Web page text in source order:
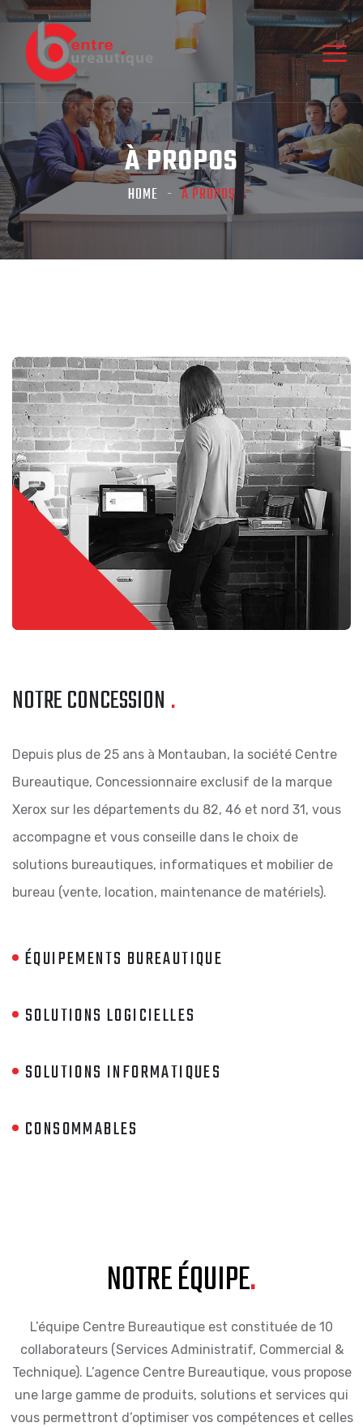
À PROPOS
HOME À PROPOS
NOTRE CONCESSION .
Depuis plus de 25 ans à Montauban, la société Centre
Bureautique, Concessionnaire exclusif de la marque
Xerox sur les départements du 82, 46 et nord 31, vous
accompagne et vous conseille dans le choix de
solutions bureautiques, informatiques et mobilier de
bureau (vente, location, maintenance de matériels).
ÉQUIPEMENTS BUREAUTIQUE
SOLUTIONS LOGICIELLES
SOLUTIONS INFORMATIQUES
CONSOMMABLES
NOTRE ÉQUIPE.
L’équipe Centre Bureautique est constituée de 10
collaborateurs (Services Administratif, Commercial &
Technique). L’agence Centre Bureautique, vous propose
une large gamme de produits, solutions et services qui
vous permettront d’optimiser vos compétences et celles